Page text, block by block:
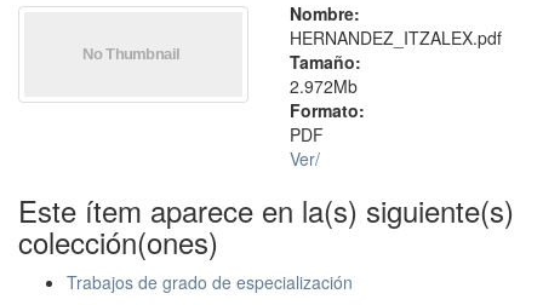
Nombre:
HERNANDEZ_ITZALEX.pdf
Tamaño:
2.972Mb
Formato:
PDF
Ver/
Este ítem aparece en la(s) siguiente(s)
colección(ones)
Trabajos de grado de especialización